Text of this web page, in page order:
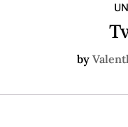
by